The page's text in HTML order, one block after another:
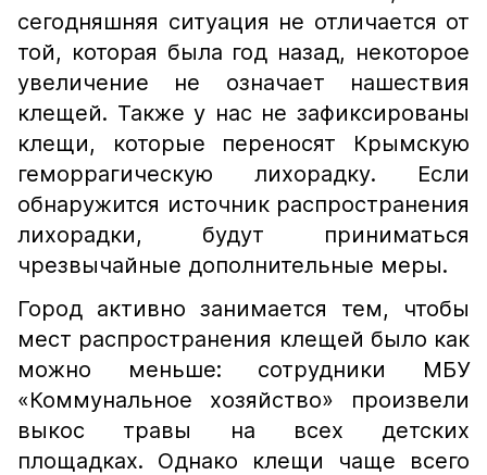
сегодняшняя ситуация не отличается от
той, которая была год назад, некоторое
увеличение не означает нашествия
клещей. Также у нас не зафиксированы
клещи, которые переносят Крымскую
геморрагическую лихорадку. Если
обнаружится источник распространения
лихорадки, будут приниматься
чрезвычайные дополнительные меры.
Город активно занимается тем, чтобы
мест распространения клещей было как
можно меньше: сотрудники МБУ
«Коммунальное хозяйство» произвели
выкос травы на всех детских
площадках. Однако клещи чаще всего